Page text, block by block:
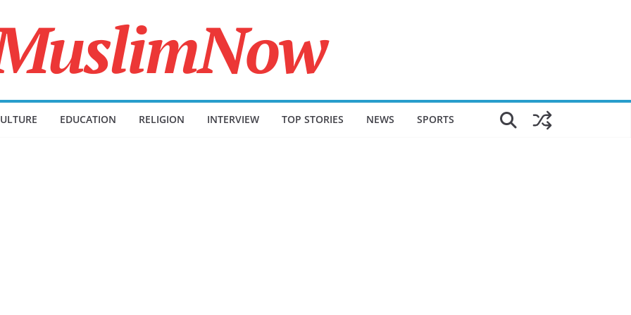
EDUCATION RELIGION INTERVIEW TOP STORIES NEWS SPORTS